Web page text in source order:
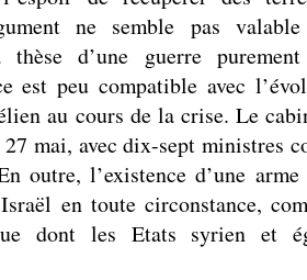
ne semble pas
thèse d’une guerre
est peu compatible avec
au cours de la crise. Le
27 mai, avec dix-sept ministres
outre, l’existence d’une
en toute circonstance,
dont les Etats syrien et